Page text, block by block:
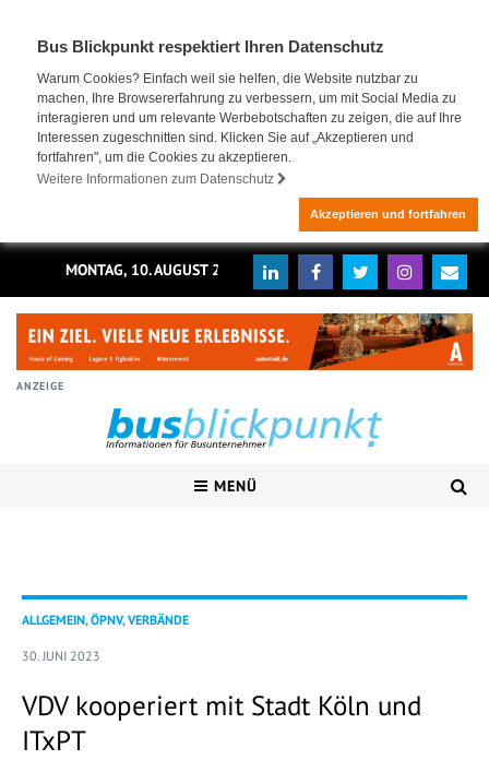
Bus Blickpunkt respektiert Ihren Datenschutz
Warum Cookies? Einfach weil sie helfen, die Website nutzbar zu
machen, Ihre Browsererfahrung zu verbessern, um mit Social Media zu
interagieren und um relevante Werbebotschaften zu zeigen, die auf Ihre
Interessen zugeschnitten sind. Klicken Sie auf „Akzeptieren und
fortfahren", um die Cookies zu akzeptieren.
Weitere Informationen zum Datenschutz
Akzeptieren und fortfahren
MONTAG, 10. AUGUST 2026
ANZEIGE
MENÜ
ALLGEMEIN, ÖPNV, VERBÄNDE
30. JUNI 2023
VDV kooperiert mit Stadt Köln und
ITxPT